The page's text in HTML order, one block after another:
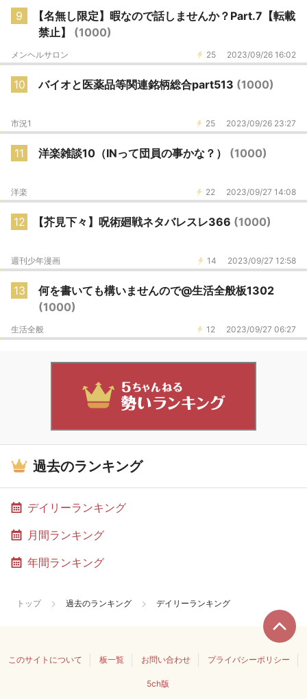
9
【名無し限定】暇なので話しませんか？Part.7【転載
禁止】 (1000)
25 2023/09/26 16:02
メンヘルサロン
10 バイオと医薬品等関連銘柄総合part513 (1000)
25 2023/09/26 23:27
市況1
11 洋楽雑談10（INって団員の事かな？） (1000)
22 2023/09/27 14:08
洋楽
12 【芥見下々】呪術廻戦ネタバレスレ366 (1000)
14 2023/09/27 12:58
週刊少年漫画
13
何を書いても構いませんので@生活全般板1302
(1000)
12 2023/09/27 06:27
生活全般
過去のランキング
デイリーランキング
月間ランキング
年間ランキング
トップ 過去のランキング デイリーランキング
このサイトについて 板一覧 お問い合わせ プライバシーポリシー
5ch版